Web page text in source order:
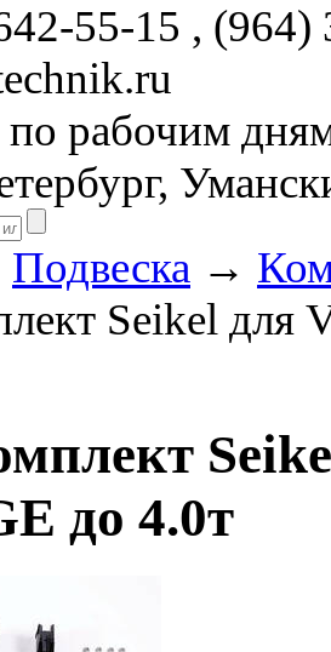
55-15 , (964)
по рабочим
Подвеска →
Seikel для
до 4.0т